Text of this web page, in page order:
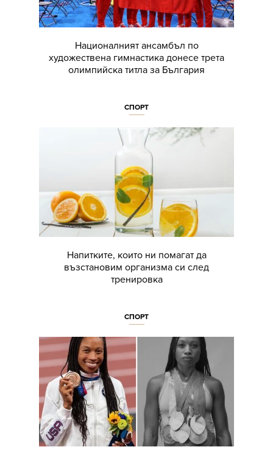
Националният ансамбъл по
художествена гимнастика донесе трета
олимпийска титла за България
СПОРТ
Напитките, които ни помагат да
възстановим организма си след
тренировка
СПОРТ